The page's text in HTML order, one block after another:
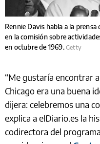
Rennie Davis habla a la
en la comisión sobre
en octubre de 1969. Getty
“Me gustaría encontrar
Chicago era una buena
dijera: celebremos una
explica a elDiario.es la
codirectora del